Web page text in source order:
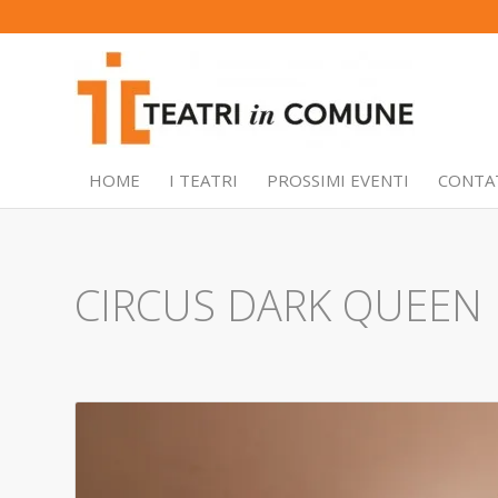
HOME I TEATRI PROSSIMI EVENTI
CIRCUS DARK QUEEN